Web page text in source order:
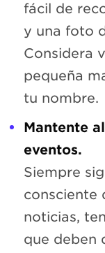
fácil de
y una foto
Considera
pequeña
tu nombre.
Mantente
eventos.
Siempre
consciente
noticias,
que deben